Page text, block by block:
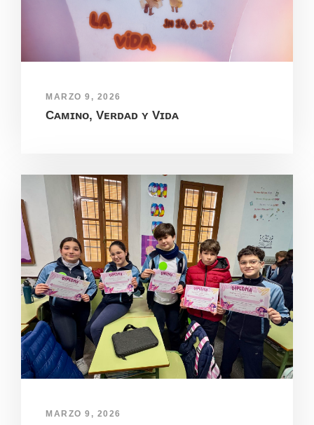
MARZO 9, 2026
Cᴀᴍɪɴᴏ, Vᴇʀᴅᴀᴅ ʏ Vɪᴅᴀ
MARZO 9, 2026